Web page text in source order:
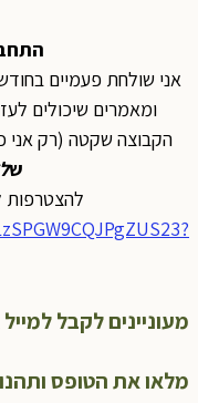
אני שולחת פעמיים
ומאמרים שיכולים
הקבוצה שקטה (רק אני
ש
להצטרפות
מעוניינים לקבל
מלאו את הטופס